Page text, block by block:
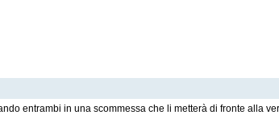
entrambi in una scommessa che li metterà di fronte alla